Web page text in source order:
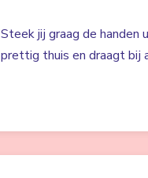
Steek jij graag de handen
prettig thuis en draagt bij